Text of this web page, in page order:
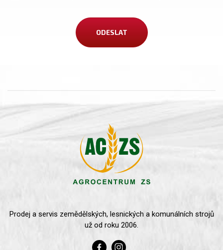
Prodej a servis zemědělských, lesnických a komunálních strojů
už od roku 2006.